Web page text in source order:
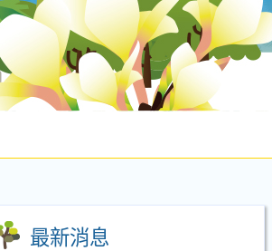
最新消息